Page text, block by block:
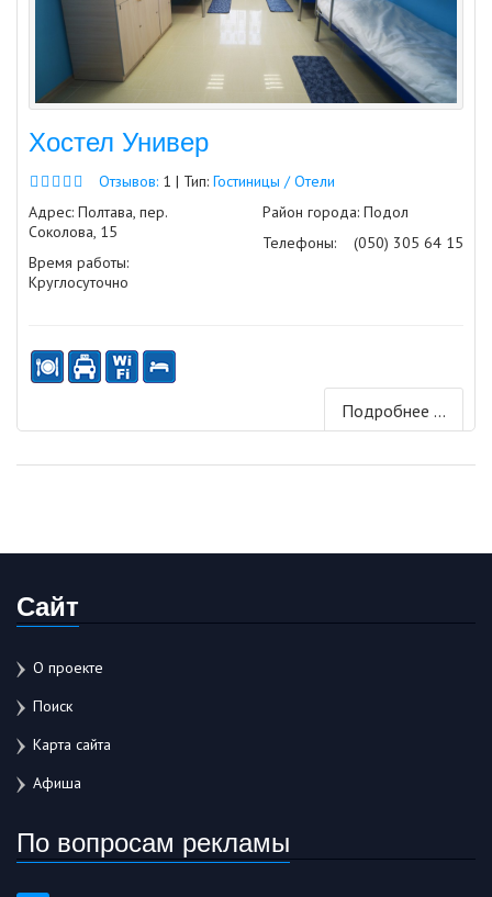
Хостел Универ
Отзывов: 1 | Тип: Гостиницы / Отели
Адрес: Полтава, пер.
Соколова, 15
Время работы:
Круглосуточно
Район города: Подол
Телефоны:
(050) 305 64 15
Подробнее ...
Сайт
О проекте
Поиск
Карта сайта
Афиша
По вопросам рекламы